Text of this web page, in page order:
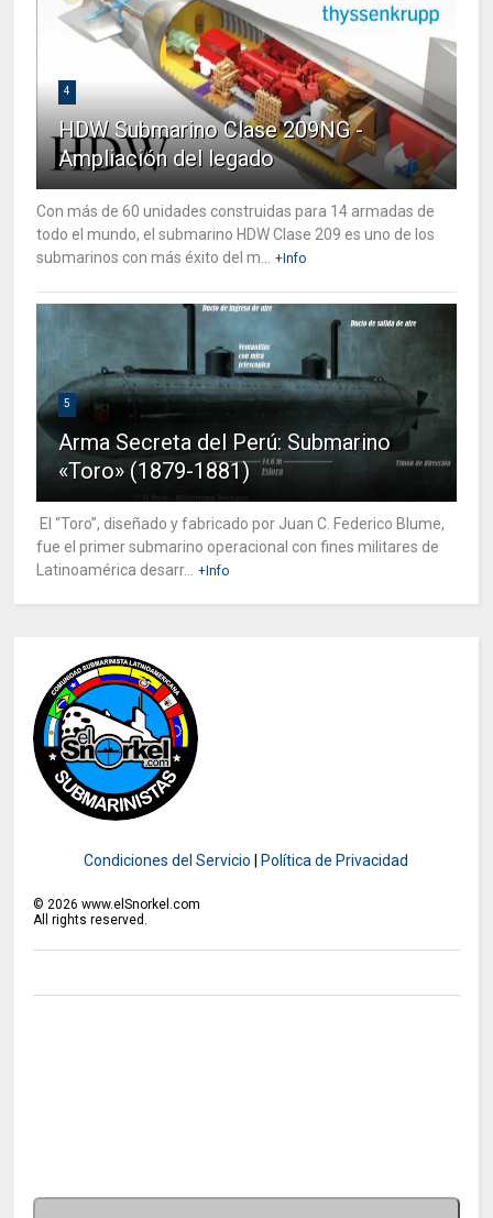
4
HDW Submarino Clase 209NG -
Ampliación del legado
Con más de 60 unidades construidas para 14 armadas de
todo el mundo, el submarino HDW Clase 209 es uno de los
submarinos con más éxito del m...
+Info
5
Arma Secreta del Perú: Submarino
«Toro» (1879-1881)
El “Toro”, diseñado y fabricado por Juan C. Federico Blume,
fue el primer submarino operacional con fines militares de
Latinoamérica desarr...
+Info
Condiciones del Servicio |Política de Privacidad
© 2026 www.elSnorkel.com
All rights reserved.